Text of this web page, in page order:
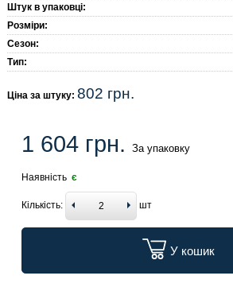
Штук в упаковці:
Розміри:
Сезон:
Тип:
Ціна за штуку: 802 грн.
1 604 грн. За упаковку
Наявність є
Кількість: шт
У кошик